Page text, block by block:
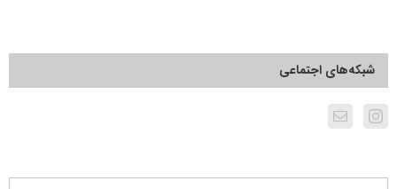
شبکه‌های اجتماعی